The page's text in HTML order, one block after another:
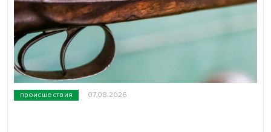
происшествия 07.08.2026